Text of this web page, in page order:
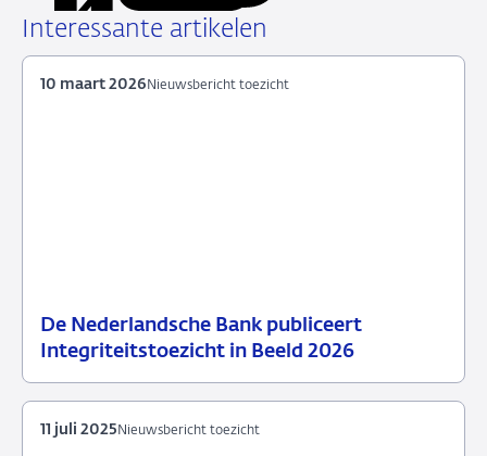
LinkedIn
X
Facebook
e-
Interessante artikelen
De Nederlandsche Bank publiceert
Integriteitstoezicht in Beeld 2026
10
Nieuwsbericht
Nieuwsbericht toezicht
10 maart 2026
Nieuwsbericht toezicht
11 juli 2025